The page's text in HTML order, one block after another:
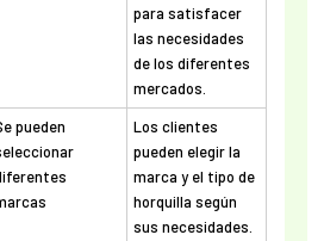
para satisfacer
las necesidades
de los diferentes
mercados.
pueden
Los clientes
pueden elegir la
marca y el tipo de
horquilla según
sus necesidades.